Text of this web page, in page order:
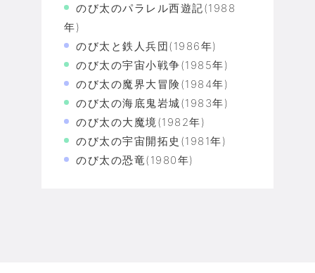
のび太のパラレル西遊記(1988
年)
のび太と鉄人兵団(1986年)
のび太の宇宙小戦争(1985年)
のび太の魔界大冒険(1984年)
のび太の海底鬼岩城(1983年)
のび太の大魔境(1982年)
のび太の宇宙開拓史(1981年)
のび太の恐竜(1980年)